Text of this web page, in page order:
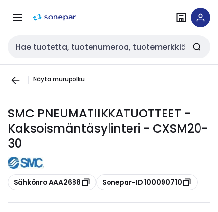
navigointiinsisältöön
Haku
Näytä murupolku
SMC PNEUMATIIKKATUOTTEET -
Kaksoismäntäsylinteri - CXSM20-
30
Kopioi
Sähkönro AAA2688 Kopioi
Sonepar-ID 100090710